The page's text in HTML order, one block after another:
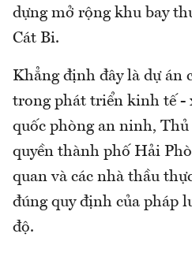
dựng mở rộng khu bay
Cát Bi.
Khẳng định đây là dự án
trong phát triển kinh tế -
quốc phòng an ninh,
quyền thành phố Hải
quan và các nhà thầu
đúng quy định của pháp
độ.